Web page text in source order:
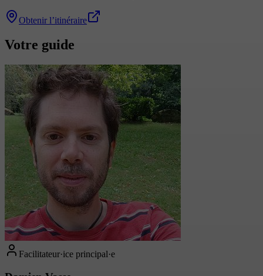
Obtenir l’itinéraire
Votre guide
Facilitateur·ice principal·e